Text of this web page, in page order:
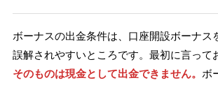
ボーナスの出金条件は、口座開設ボーナス
誤解されやすいところです。最初に言って
そのものは現金として出金できません。 ボ